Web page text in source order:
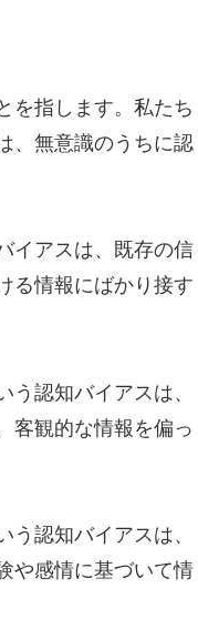
を指します。私たち
、無意識のうちに認
イアスは、既存の信
る情報にばかり接す
認知バイアスは、
客観的な情報を偏っ
認知バイアスは、
や感情に基づいて情